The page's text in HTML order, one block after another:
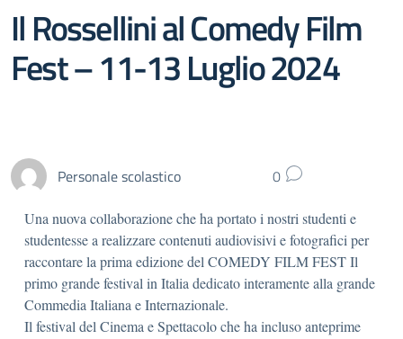
Il Rossellini al Comedy Film
Fest – 11-13 Luglio 2024
Personale scolastico 0
Una nuova collaborazione che ha portato i nostri studenti e
studentesse a realizzare contenuti audiovisivi e fotografici per
raccontare la prima edizione del COMEDY FILM FEST Il
primo grande festival in Italia dedicato interamente alla grande
Commedia Italiana e Internazionale.
Il festival del Cinema e Spettacolo che ha incluso anteprime